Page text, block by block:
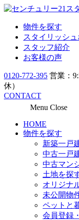
物件を探す
スタイリッシ
スタッフ紹介
お客様の声
0120-772-395 営業：
休）
CONTACT
Menu Close
HOME
物件を探す
新築一戸
中古一戸
中古マン
土地を探
オリジナ
未公開物
ペットと
会員登録